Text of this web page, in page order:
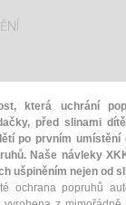
která uchrání
před slinami
po prvním umístění
Naše návleky
ušpiněním nejen od
ochrana popruhů